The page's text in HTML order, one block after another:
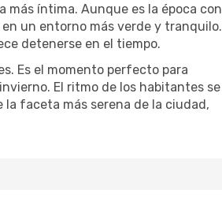
íntima. Aunque es la época con
un entorno más verde y tranquilo.
detenerse en el tiempo.
Es el momento perfecto para
El ritmo de los habitantes se
faceta más serena de la ciudad,